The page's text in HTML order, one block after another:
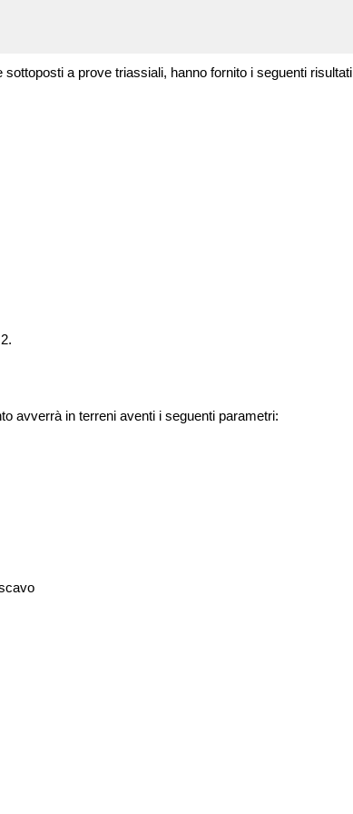
a prove triassiali, hanno fornito i seguenti risultati
avverrà in terreni aventi i seguenti parametri: